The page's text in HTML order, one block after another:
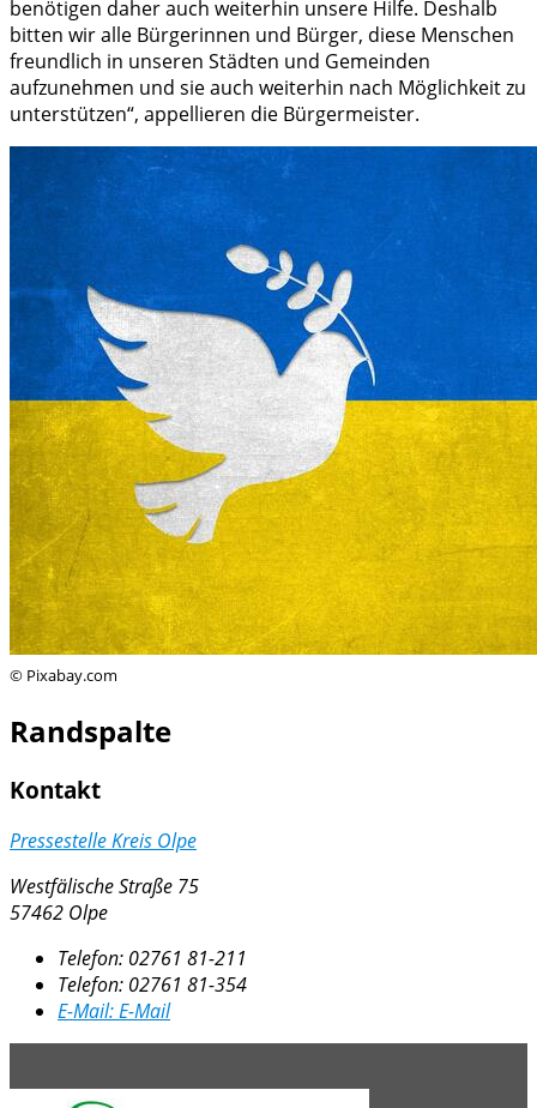
benötigen daher auch weiterhin unsere Hilfe. Deshalb
bitten wir alle Bürgerinnen und Bürger, diese Menschen
freundlich in unseren Städten und Gemeinden
aufzunehmen und sie auch weiterhin nach Möglichkeit zu
unterstützen“, appellieren die Bürgermeister.
© Pixabay.com
Randspalte
Kontakt
Pressestelle Kreis Olpe
Westfälische Straße 75
57462 Olpe
Telefon: 02761 81-211
Telefon: 02761 81-354
E-Mail:E-Mail